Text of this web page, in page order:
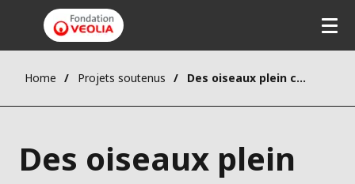
Home Projets soutenus Des oiseaux plein cadre
Des oiseaux plein